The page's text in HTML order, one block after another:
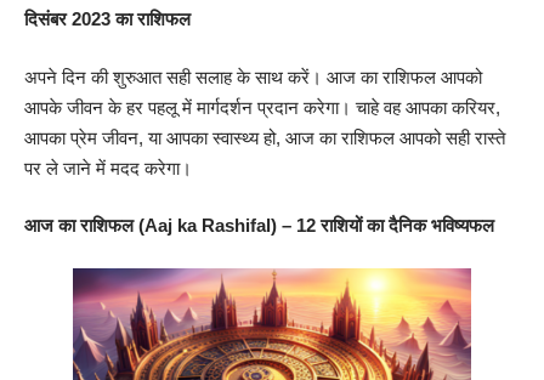
दिसंबर 2023 का राशिफल
अपने दिन की शुरुआत सही सलाह के साथ करें। आज काराशिफल आपको
आपके जीवन के हर पहलू में मार्गदर्शन प्रदान करेगा। चाहे वह आपका करियर,
आपका प्रेम जीवन, या आपका स्वास्थ्य हो, आज का राशिफल आपको सही रास्ते
पर ले जाने में मदद करेगा।
आज का राशिफल (Aaj ka Rashifal) – 12 राशियों का दैनिक भविष्यफल